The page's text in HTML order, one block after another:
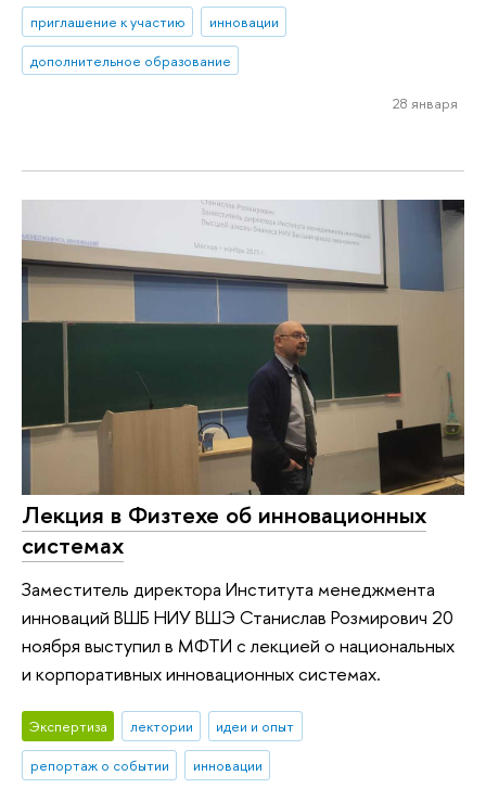
приглашение к участию
инновации
дополнительное образование
28 января
Лекция в Физтехе об инновационных
системах
Заместитель директора Института менеджмента
инноваций ВШБ НИУ ВШЭ Станислав Розмирович 20
ноября выступил в МФТИ с лекцией о национальных
и корпоративных инновационных системах.
Экспертиза лектории
идеи и опыт
репортаж о событии
инновации